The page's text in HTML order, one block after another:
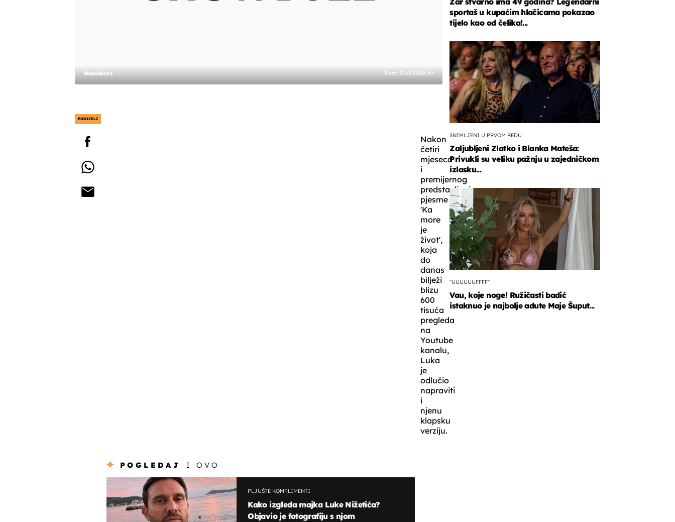
showbuzz Foto: DNEVNIK.hr
PODIJELI
Nakon
četiri
mjeseca
i
premijernog
predstavljanja
pjesme
'Ka
more
je
život',
koja
do
danas
bilježi
blizu
600
tisuća
pregleda
na
Youtube
kanalu,
Luka
je
odlučio
napraviti
i
njenu
klapsku
verziju.
POGLEDAJ I OVO
PLJUŠTE KOMPLIMENTI
Kako izgleda majka Luke Nižetića?
Objavio je fotografiju s njom
sportaš u kupaćim hlačicama pokazao
tijelo kao od čelika!...
SNIMLJENI U PRVOM REDU
Zaljubljeni Zlatko i Blanka Mateša:
Privukli su veliku pažnju u zajedničkom
izlasku...
"UUUUUUFFFF"
Vau, koje noge! Ružičasti badić
istaknuo je najbolje adute Maje Šuput...